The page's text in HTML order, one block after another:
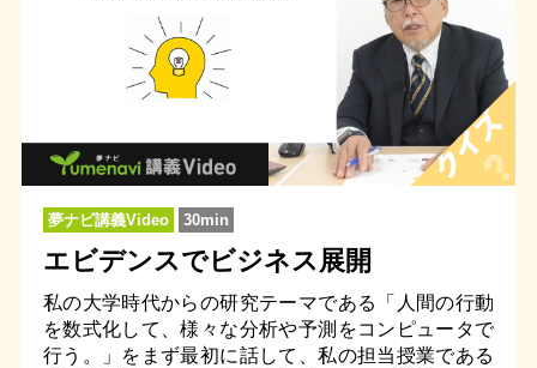
夢ナビ講義Video 30min
エビデンスでビジネス展開
私の大学時代からの研究テーマである「人間の行動
を数式化して、様々な分析や予測をコンピュータで
行う。」をまず最初に話して、私の担当授業である